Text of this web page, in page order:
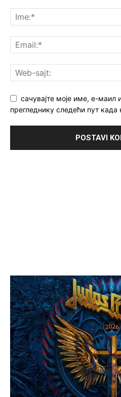
сачувајте моје име, е-маил
прегледнику следећи пут